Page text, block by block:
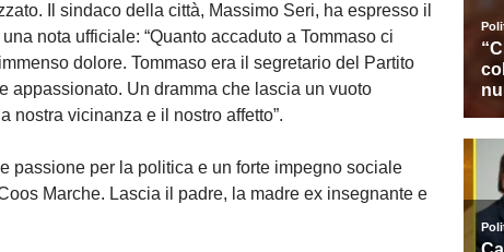
Il sindaco della città, Massimo Seri, ha espresso il
nota ufficiale: “Quanto accaduto a Tommaso ci
dolore. Tommaso era il segretario del Partito
appassionato. Un dramma che lascia un vuoto
nostra vicinanza e il nostro affetto”.
passione per la politica e un forte impegno sociale
Marche. Lascia il padre, la madre ex insegnante e